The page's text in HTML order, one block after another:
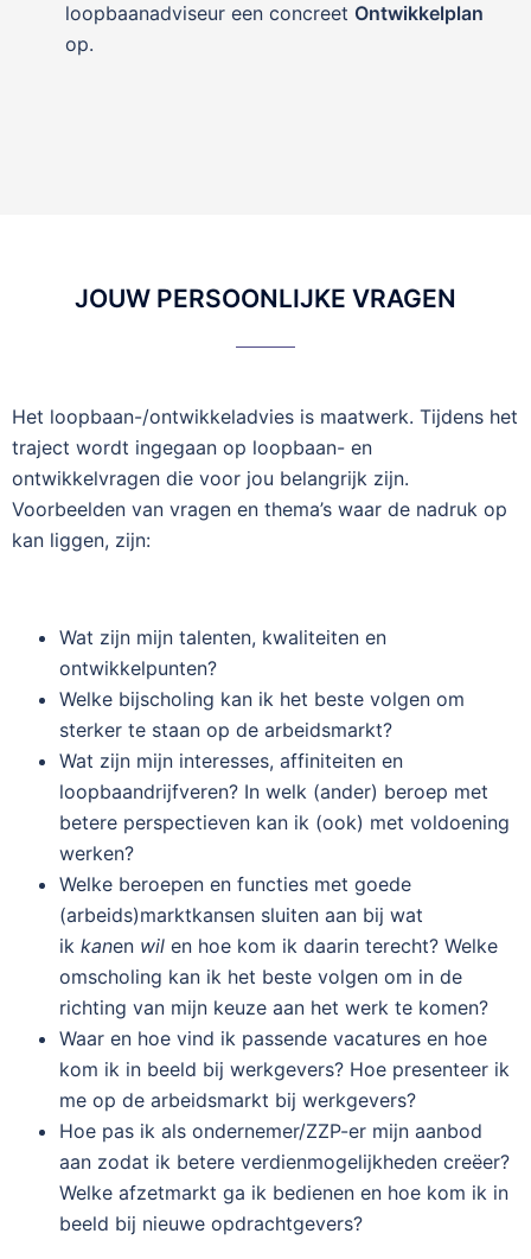
loopbaanadviseur een concreet Ontwikkelplan
op.
JOUW PERSOONLIJKE VRAGEN
Het loopbaan-/ontwikkeladvies is maatwerk. Tijdens het
traject wordt ingegaan op loopbaan- en
ontwikkelvragen die voor jou belangrijk zijn.
Voorbeelden van vragen en thema’s waar de nadruk op
kan liggen, zijn:
Wat zijn mijn talenten, kwaliteiten en
ontwikkelpunten?
Welke bijscholing kan ik het beste volgen om
sterker te staan op de arbeidsmarkt?
Wat zijn mijn interesses, affiniteiten en
loopbaandrijfveren? In welk (ander) beroep met
betere perspectieven kan ik (ook) met voldoening
werken?
Welke beroepen en functies met goede
(arbeids)marktkansen sluiten aan bij wat
ik kanen wil en hoe kom ik daarin terecht? Welke
omscholing kan ik het beste volgen om in de
richting van mijn keuze aan het werk te komen?
Waar en hoe vind ik passende vacatures en hoe
kom ik in beeld bij werkgevers? Hoe presenteer ik
me op de arbeidsmarkt bij werkgevers?
Hoe pas ik als ondernemer/ZZP-er mijn aanbod
aan zodat ik betere verdienmogelijkheden creëer?
Welke afzetmarkt ga ik bedienen en hoe kom ik in
beeld bij nieuwe opdrachtgevers?